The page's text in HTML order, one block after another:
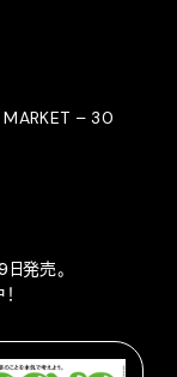
– 30
発売。